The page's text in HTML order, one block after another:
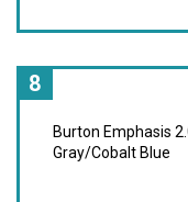
8
Burton Emphasis
Gray/Cobalt Blue